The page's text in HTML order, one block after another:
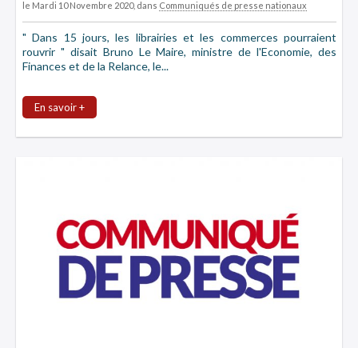
le Mardi 10 Novembre 2020, dans Communiqués de presse nationaux
" Dans 15 jours, les librairies et les commerces pourraient
rouvrir " disait Bruno Le Maire, ministre de l'Economie, des
Finances et de la Relance, le...
En savoir +